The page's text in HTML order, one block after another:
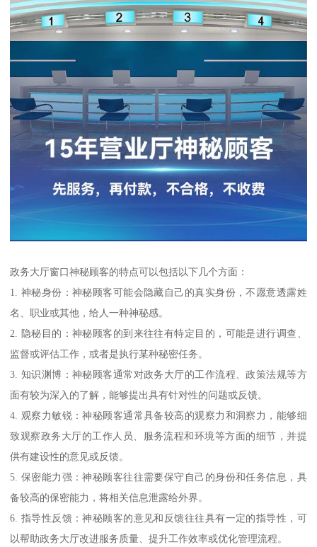
政务大厅窗口神秘顾客的特点可以包括以下几个方面：
1. 神秘身份：神秘顾客可能会隐藏自己的真实身份，不愿意透露姓
名、职业或其他，给人一种神秘感。
2. 隐秘目的：神秘顾客的到来往往有特定目的，可能是进行调查、
监督或评估工作，或者是执行某种秘密任务。
3. 知识渊博：神秘顾客通常对政务大厅的工作流程、政策法规等方
面有较为深入的了解，能够提出具有针对性的问题或反馈。
4. 观察力敏锐：神秘顾客通常具备较高的观察力和洞察力，能够细
致观察政务大厅的工作人员、服务流程和环境等方面的细节，并提
供有建设性的意见或反馈。
5. 保密能力强：神秘顾客往往需要保守自己的身份和任务信息，具
备较高的保密能力，将相关信息泄露给外界。
6. 指导性反馈：神秘顾客的意见和反馈往往具有一定的指导性，可
以帮助政务大厅改进服务质量、提升工作效率或优化管理流程。